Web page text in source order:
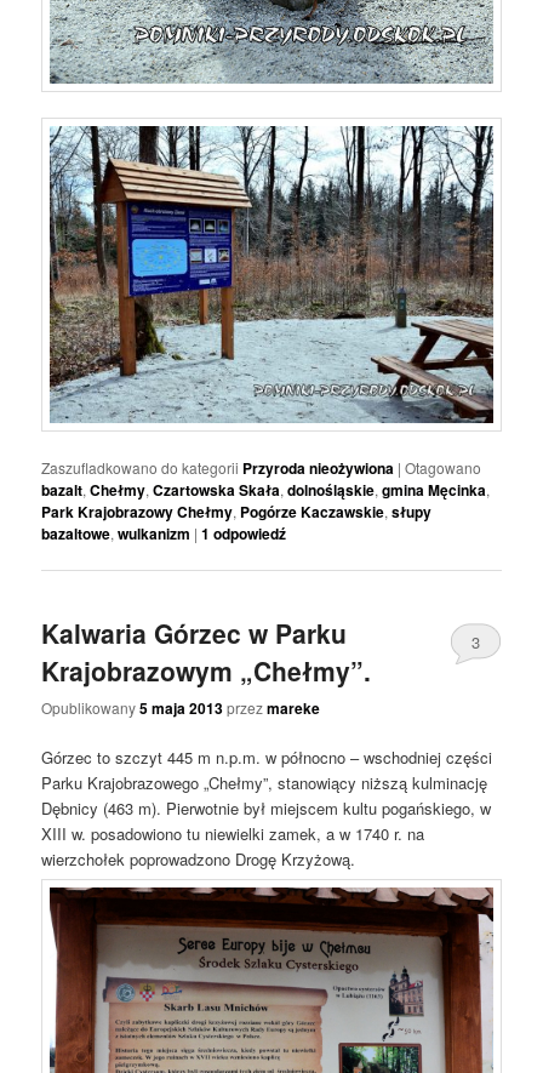
Zaszufladkowano do kategorii Przyroda nieożywiona |Otagowano
bazalt,Chełmy,Czartowska Skała,dolnośląskie,gmina Męcinka,
Park Krajobrazowy Chełmy, Pogórze Kaczawskie,słupy
bazaltowe,wulkanizm |1 odpowiedź
Kalwaria Górzec w Parku
Krajobrazowym „Chełmy”.
Opublikowany5 maja 2013przezmareke
3
Górzec to szczyt 445 m n.p.m. w północno – wschodniej części
Parku Krajobrazowego „Chełmy”, stanowiący niższą kulminację
Dębnicy (463 m). Pierwotnie był miejscem kultu pogańskiego, w
XIII w. posadowiono tu niewielki zamek, a w 1740 r. na
wierzchołek poprowadzono Drogę Krzyżową.